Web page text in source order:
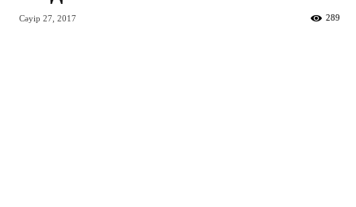
Сәуір 27, 2017 289